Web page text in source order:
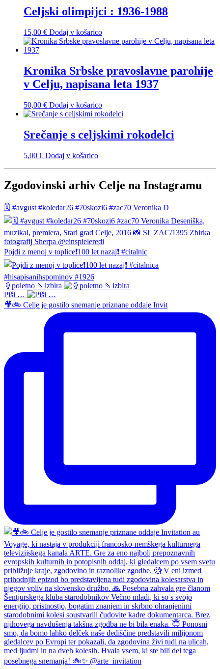
Celjski olimpijci : 1936-1988
15,00 € Dodaj v košarico
Kronika Srbske pravoslavne parohije
v Celju, napisana leta 1937
50,00 € Dodaj v košarico
Srečanje s celjskimi rokodelci
5,00 € Dodaj v košarico
Zgodovinski arhiv Celje na Instagramu
🗓️ #avgust #koledar26 #70skozi6 #zac70 Veronika D
Pojdi z menoj v toplice❗️100 let nazaj❗️ #citalnic
🍦poletno 🍡izbira
Piši …
🎥🚲 Celje je gostilo snemanje priznane oddaje Invit